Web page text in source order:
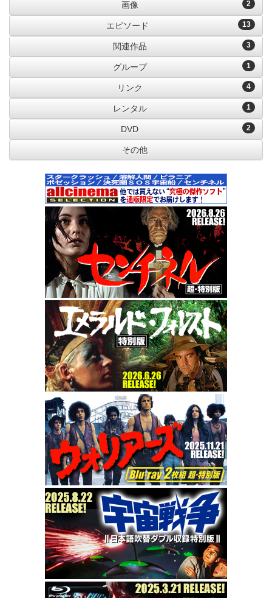
2
画像
13
エピソード
3
関連作品
1
グループ
4
リンク
1
レンタル
2
DVD
その他